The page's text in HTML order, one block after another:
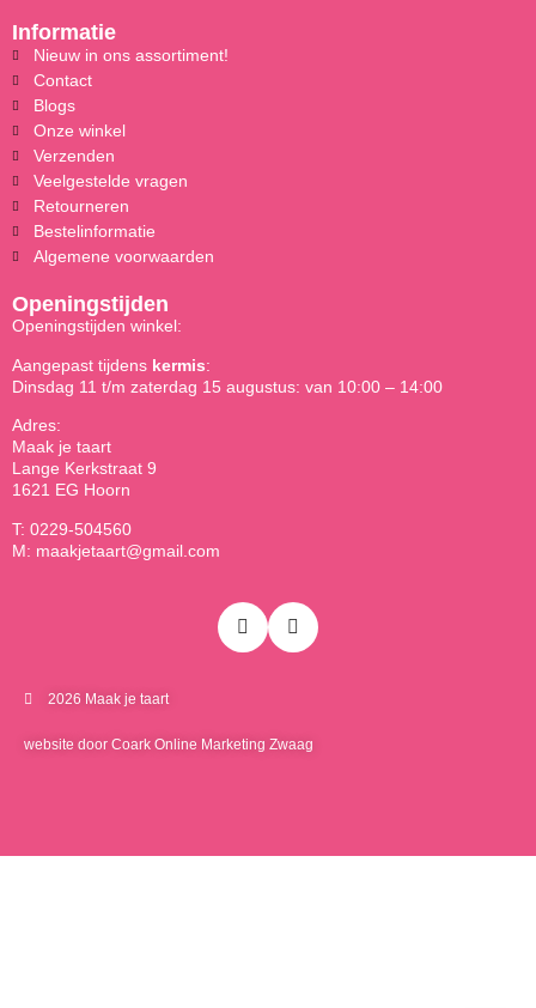
Informatie
Nieuw in ons assortiment!
Contact
Blogs
Onze winkel
Verzenden
Veelgestelde vragen
Retourneren
Bestelinformatie
Algemene voorwaarden
Openingstijden
Openingstijden winkel:
Aangepast tijdens kermis:
Dinsdag 11 t/m zaterdag 15 augustus: van 10:00 – 14:00
Adres:
Maak je taart
Lange Kerkstraat 9
1621 EG Hoorn
T: 0229-504560
M: maakjetaart@gmail.com
2026 Maak je taart
website door Coark Online Marketing Zwaag